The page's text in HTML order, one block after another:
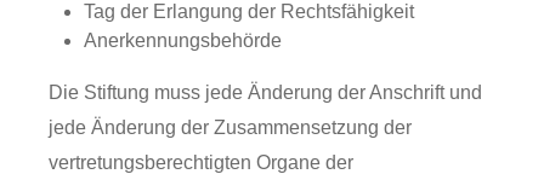
Tag der Erlangung der Rechtsfähigkeit
Anerkennungsbehörde
Die Stiftung muss jede Änderung der Anschrift und
jede Änderung der Zusammensetzung der
vertretungsberechtigten Organe der